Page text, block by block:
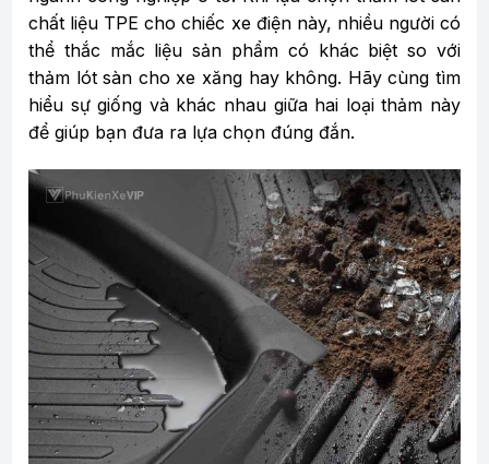
chất liệu TPE cho chiếc xe điện này, nhiều người có
thể thắc mắc liệu sản phẩm có khác biệt so với
thảm lót sàn cho xe xăng hay không. Hãy cùng tìm
hiểu sự giống và khác nhau giữa hai loại thảm này
để giúp bạn đưa ra lựa chọn đúng đắn.